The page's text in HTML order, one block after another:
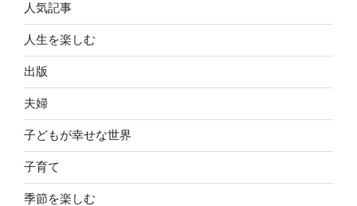
人気記事
人生を楽しむ
出版
夫婦
子どもが幸せな世界
子育て
季節を楽しむ